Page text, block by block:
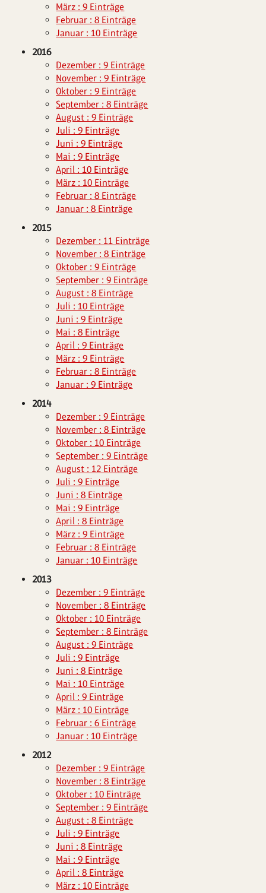
März : 9 Einträge
Februar : 8 Einträge
Januar : 10 Einträge
2016
Dezember : 9 Einträge
November : 9 Einträge
Oktober : 9 Einträge
September : 8 Einträge
August : 9 Einträge
Juli : 9 Einträge
Juni : 9 Einträge
Mai : 9 Einträge
April : 10 Einträge
März : 10 Einträge
Februar : 8 Einträge
Januar : 8 Einträge
2015
Dezember : 11 Einträge
November : 8 Einträge
Oktober : 9 Einträge
September : 9 Einträge
August : 8 Einträge
Juli : 10 Einträge
Juni : 9 Einträge
Mai : 8 Einträge
April : 9 Einträge
März : 9 Einträge
Februar : 8 Einträge
Januar : 9 Einträge
2014
Dezember : 9 Einträge
November : 8 Einträge
Oktober : 10 Einträge
September : 9 Einträge
August : 12 Einträge
Juli : 9 Einträge
Juni : 8 Einträge
Mai : 9 Einträge
April : 8 Einträge
März : 9 Einträge
Februar : 8 Einträge
Januar : 10 Einträge
2013
Dezember : 9 Einträge
November : 8 Einträge
Oktober : 10 Einträge
September : 8 Einträge
August : 9 Einträge
Juli : 9 Einträge
Juni : 8 Einträge
Mai : 10 Einträge
April : 9 Einträge
März : 10 Einträge
Februar : 6 Einträge
Januar : 10 Einträge
2012
Dezember : 9 Einträge
November : 8 Einträge
Oktober : 10 Einträge
September : 9 Einträge
August : 8 Einträge
Juli : 9 Einträge
Juni : 8 Einträge
Mai : 9 Einträge
April : 8 Einträge
März : 10 Einträge